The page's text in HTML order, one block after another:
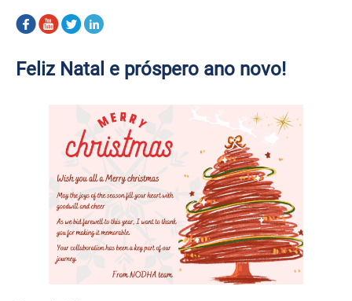
Feliz Natal e próspero ano novo!